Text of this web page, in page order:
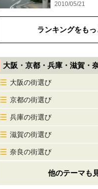
2010/05/21
ランキングをも
大阪・京都・兵庫・滋賀・
大阪の街選び
京都の街選び
兵庫の街選び
滋賀の街選び
奈良の街選び
他のテーマも